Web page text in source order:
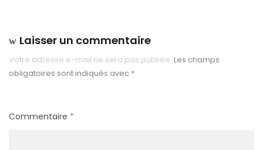
Laisser un commentaire
Votre adresse e-mail ne sera pas publiée. Les champs
obligatoires sont indiqués avec *
Commentaire *